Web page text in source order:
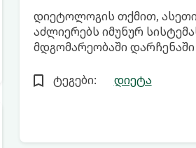
დიეტოლოგის თქმით,
აძლიერებს იმუნურ
მდგომარეობაში
ტეგები: დიეტა